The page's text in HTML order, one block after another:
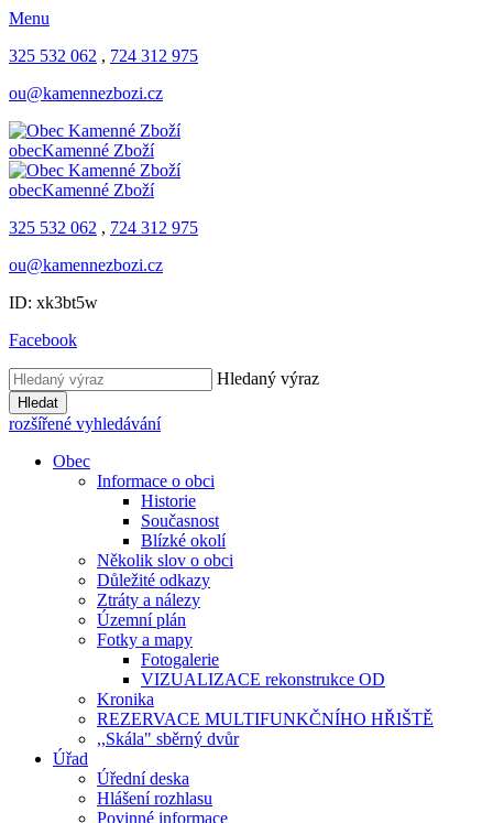
Menu
325 532 062 , 724 312 975
ou@kamennezbozi.cz
obecKamenné Zboží
obecKamenné Zboží
325 532 062 , 724 312 975
ou@kamennezbozi.cz
ID: xk3bt5w
Facebook
Hledaný výraz
Hledat
rozšířené vyhledávání
Obec
Informace o obci
Historie
Současnost
Blízké okolí
Několik slov o obci
Důležité odkazy
Ztráty a nálezy
Územní plán
Fotky a mapy
Fotogalerie
VIZUALIZACE rekonstrukce OD
Kronika
REZERVACE MULTIFUNKČNÍHO HŘIŠTĚ
,,Skála" sběrný dvůr
Úřad
Úřední deska
Hlášení rozhlasu
Povinné informace